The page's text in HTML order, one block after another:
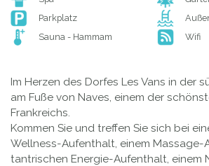
Parkplatz
Sauna - Hammam
Wifi
Im Herzen des Dorfes Les Vans in der
am Fuße von Naves, einem der
Frankreichs.
Kommen Sie und treffen Sie sich bei
Wellness-Aufenthalt, einem Massage-
tantrischen Energie-Aufenthalt, einem